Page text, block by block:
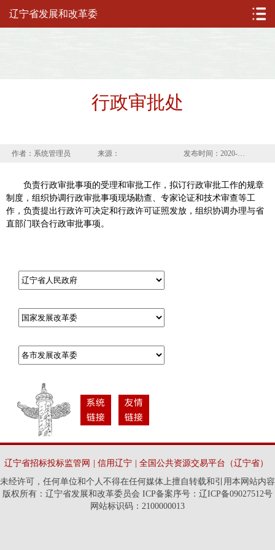
辽宁省发展和改革委
行政审批处
作者：系统管理员 来源： 发布时间：2020-03-16
负责行政审批事项的受理和审批工作，拟订行政审批工作的规章
制度，组织协调行政审批事项现场勘查、专家论证和技术审查等工
作，负责提出行政许可决定和行政许可证照发放，组织协调办理与省
直部门联合行政审批事项。
辽宁省招标投标监管网 信用辽宁
全国公共资源交易平台（辽宁省）
未经许可，任何单位和个人不得在任何媒体上擅自转载和引用本网站内容
版权所有：辽宁省发展和改革委员会 ICP备案序号：辽ICP备09027512号
网站标识码：2100000013